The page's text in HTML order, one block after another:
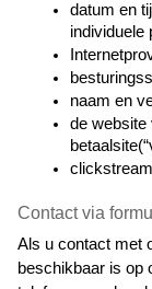
datum en
individuele
naam en
de website
Contact via
Als u contact met
beschikbaar is op